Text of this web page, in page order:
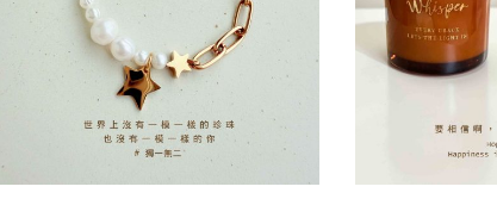
可
產
品
頁
面
選